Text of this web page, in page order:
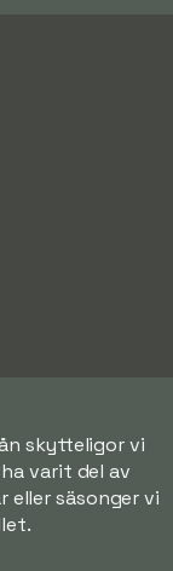
skytteligor vi
varit del av
säsonger vi